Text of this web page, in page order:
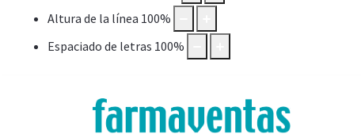
Altura de la línea 100%
Espaciado de letras 100%